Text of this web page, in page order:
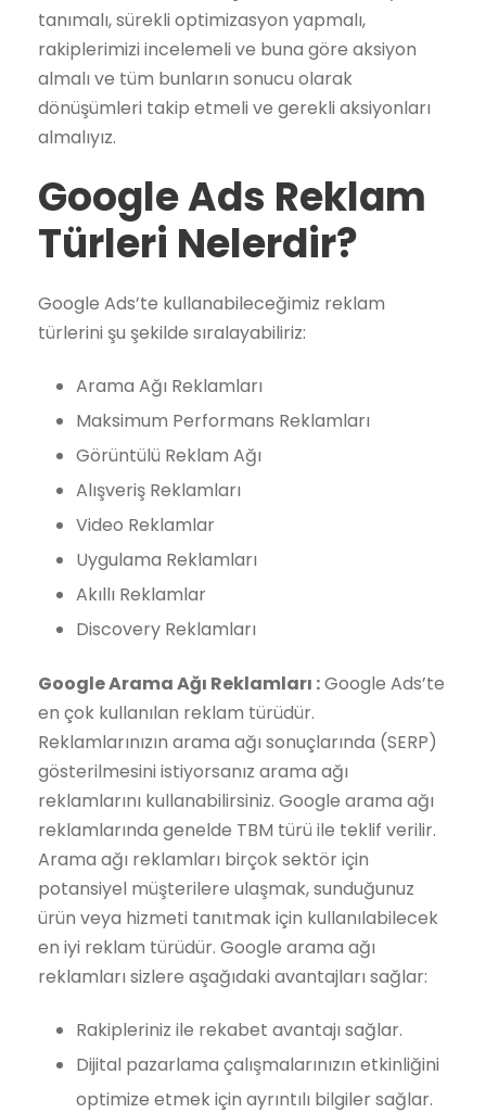
tanımalı, sürekli optimizasyon yapmalı,
rakiplerimizi incelemeli ve buna göre aksiyon
almalı ve tüm bunların sonucu olarak
dönüşümleri takip etmeli ve gerekli aksiyonları
almalıyız.
Google Ads Reklam
Türleri Nelerdir?
Google Ads’te kullanabileceğimiz reklam
türlerini şu şekilde sıralayabiliriz:
Arama Ağı Reklamları
Maksimum Performans Reklamları
Görüntülü Reklam Ağı
Alışveriş Reklamları
Video Reklamlar
Uygulama Reklamları
Akıllı Reklamlar
Discovery Reklamları
Google Arama Ağı Reklamları :Google Ads’te
en çok kullanılan reklam türüdür.
Reklamlarınızın arama ağı sonuçlarında (SERP)
gösterilmesini istiyorsanız arama ağı
reklamlarını kullanabilirsiniz. Google arama ağı
reklamlarında genelde TBM türü ile teklif verilir.
Arama ağı reklamları birçok sektör için
potansiyel müşterilere ulaşmak, sunduğunuz
ürün veya hizmeti tanıtmak için kullanılabilecek
en iyi reklam türüdür. Google arama ağı
reklamları sizlere aşağıdaki avantajları sağlar:
Rakipleriniz ile rekabet avantajı sağlar.
Dijital pazarlama çalışmalarınızın etkinliğini
optimize etmek için ayrıntılı bilgiler sağlar.